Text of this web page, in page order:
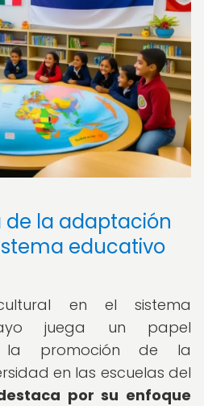
la adaptación
educativo
en el sistema
juega un papel
la promoción de la
en las escuelas del
por su enfoque